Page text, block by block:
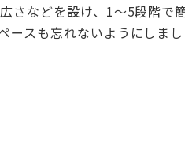
さなどを設け、1～5段階で
ースも忘れないようにしまし